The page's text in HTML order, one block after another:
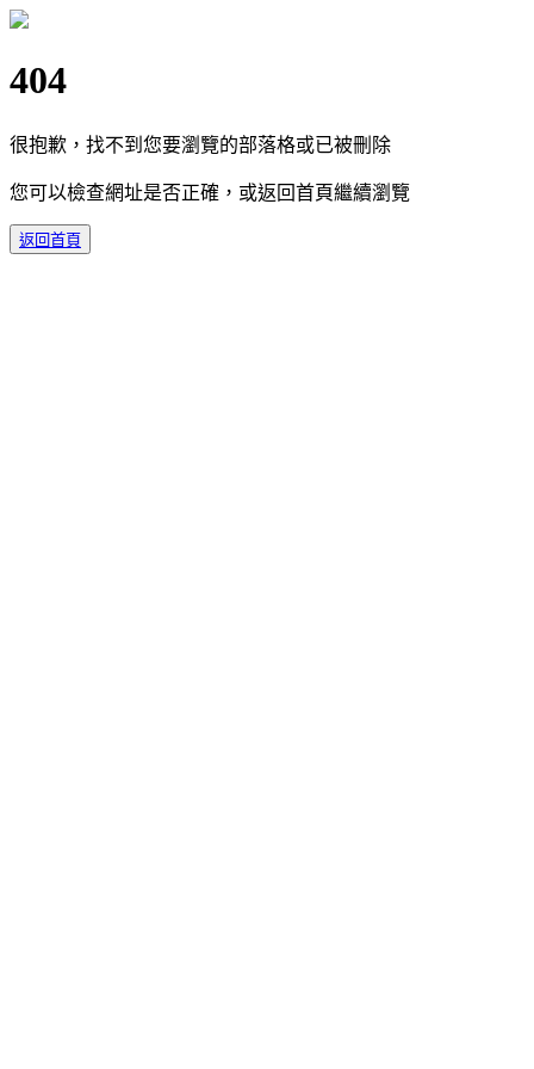
404
很抱歉，找不到您要瀏覽的部落格或已被刪除
您可以檢查網址是否正確，或返回首頁繼續瀏覽
返回首頁